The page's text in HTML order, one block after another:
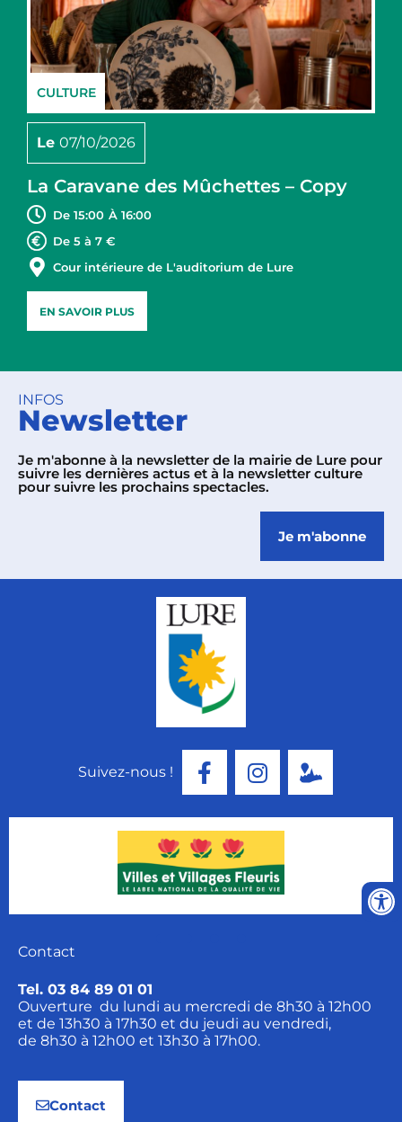
CULTURE
Le 07/10/2026
La Caravane des Mûchettes – Copy
De 15:00 À 16:00
De 5 à 7 €
Cour intérieure de L'auditorium de Lure
EN SAVOIR PLUS
INFOS
Newsletter
Je m'abonne à la newsletter de la mairie de Lure pour
suivre les dernières actus et à la newsletter culture
pour suivre les prochains spectacles.
Je m'abonne
Suivez-nous !
Contact
Tel. 03 84 89 01 01
Ouverture du lundi au mercredi de 8h30 à 12h00
et de 13h30 à 17h30 et du jeudi au vendredi,
de 8h30 à 12h00 et 13h30 à 17h00.
Contact